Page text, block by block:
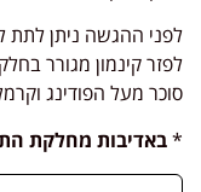
לפני ההגשה ניתן לתת
לפזר קינמון מגורר
סוכר מעל הפודינג
*באדיבות מחלקת